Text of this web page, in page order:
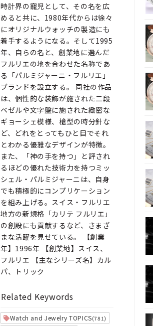
時計界の寵児として、その名を広
めると共に、1980年代からは徐々
にオリジナルウォッチの製造にも
着手するようになる。そして1995
年、自らの名と、創業地に選んだ
フルリエの地を合わせた名称であ
る「パルミジャーニ・フルリエ」
ブランドを設立する。 同社の作品
は、個性的な装飾が施された二段
ベゼルや文字盤に施された緻密な
ギョーシェ模様、槍型の時分針な
ど、どれをとってもひと目でそれ
とわかる優雅なデザインが特徴。
また、「神の手を持つ」と評され
るほどの優れた技術力を持つミッ
シェル・パルミジャーニは、自身
でも積極的にコンプリケーション
を組み上げる。スイス・フルリエ
地方の新規格「カリテ フルリエ」
の創設にも貢献するなど、さまざ
まな活躍を見せている。 【創業
年】1996年 【創業地】スイス、
フルリエ 【主なシリーズ名】カル
パ、トリック
Related Keywords
Watch and Jewelry TOPICS(781)